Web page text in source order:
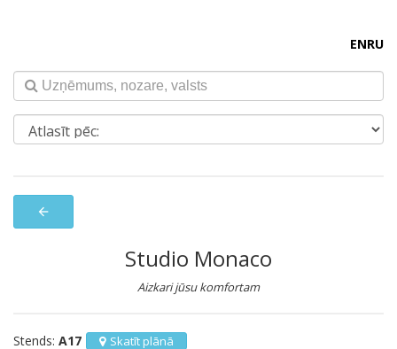
ENRU
arrow_back
Studio Monaco
Aizkari jūsu komfortam
Stends: A17 Skatīt plānā